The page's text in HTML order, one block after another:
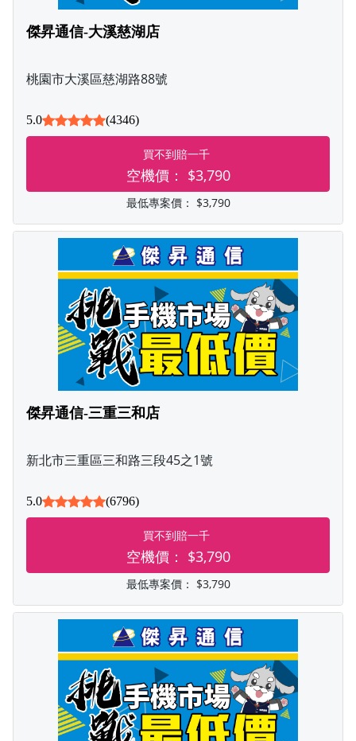
傑昇通信-大溪慈湖店
桃園市大溪區慈湖路88號
5.0 (4346)
買不到賠一千
空機價： $3,790
最低專案價： $3,790
傑昇通信-三重三和店
新北市三重區三和路三段45之1號
5.0 (6796)
買不到賠一千
空機價： $3,790
最低專案價： $3,790